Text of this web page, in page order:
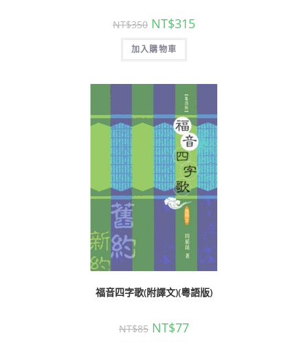
NT$350 NT$315
加入購物車
福音四字歌(附譯文)(粵語版)
NT$85 NT$77